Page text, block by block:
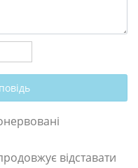
відставати